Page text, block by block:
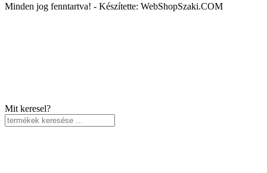
Minden jog fenntartva! - Készítette: WebShopSzaki.COM
Mit keresel?